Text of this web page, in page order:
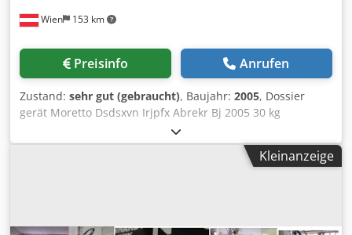
Wien 153 km
Preisinfo Anrufen
Zustand: sehr gut (gebraucht), Baujahr: 2005, Dossier
gerät Moretto Dsdsxvn Irjpfx Abrekr Bj 2005 30 kg
Kleinanzeige